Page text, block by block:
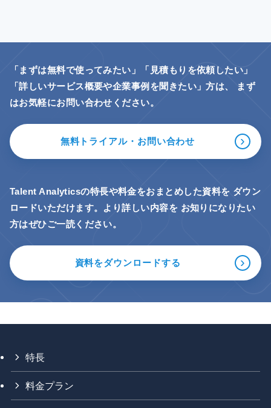
「まずは無料で使ってみたい」「見積もりを依頼したい」
「詳しいサービス概要や企業事例を聞きたい」方は、
まず
はお気軽にお問い合わせください。
無料トライアル・お問い合わせ ›
Talent Analyticsの特長や料金をおまとめした資料を ダウン
ロードいただけます。より詳しい内容を お知りになりたい
方はぜひご一読ください。
資料をダウンロードする ›
特長
料金プラン